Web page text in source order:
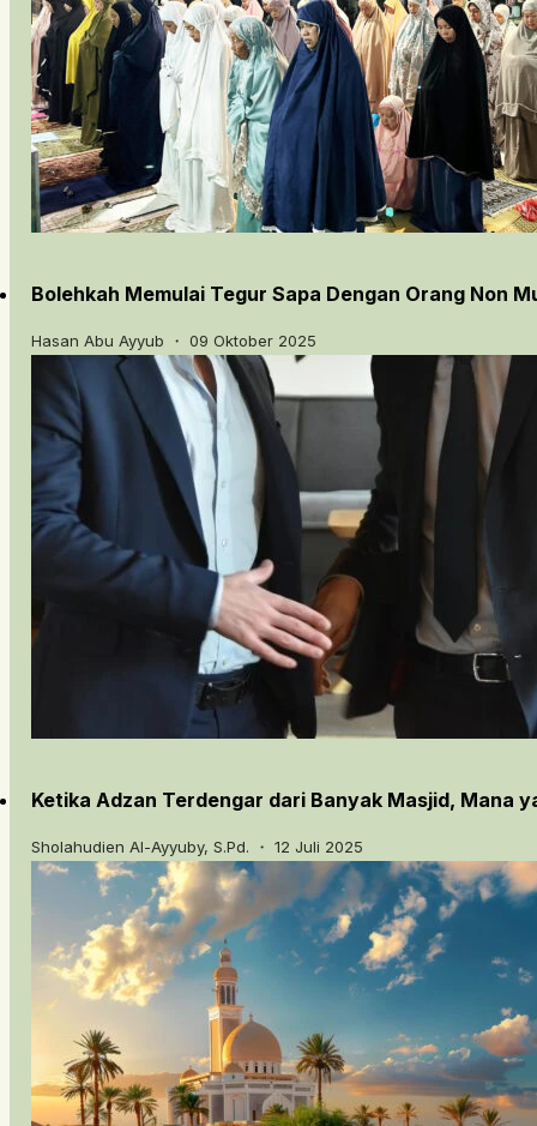
Bolehkah Memulai Tegur Sapa Dengan Orang Non
Hasan Abu Ayyub ・ 09 Oktober 2025
Ketika Adzan Terdengar dari Banyak Masjid, Mana
Sholahudien Al-Ayyuby, S.Pd. ・ 12 Juli 2025